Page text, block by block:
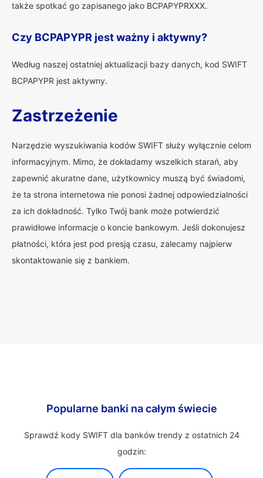
także spotkać go zapisanego jako BCPAPYPRXXX.
Czy BCPAPYPR jest ważny i aktywny?
Według naszej ostatniej aktualizacji bazy danych, kod SWIFT
BCPAPYPR jest aktywny.
Zastrzeżenie
Narzędzie wyszukiwania kodów SWIFT służy wyłącznie celom
informacyjnym. Mimo, że dokładamy wszelkich starań, aby
zapewnić akuratne dane, użytkownicy muszą być świadomi,
że ta strona internetowa nie ponosi żadnej odpowiedzialności
za ich dokładność. Tylko Twój bank może potwierdzić
prawidłowe informacje o koncie bankowym. Jeśli dokonujesz
płatności, która jest pod presją czasu, zalecamy najpierw
skontaktowanie się z bankiem.
Popularne banki na całym świecie
Sprawdź kody SWIFT dla banków trendy z ostatnich 24
godzin: